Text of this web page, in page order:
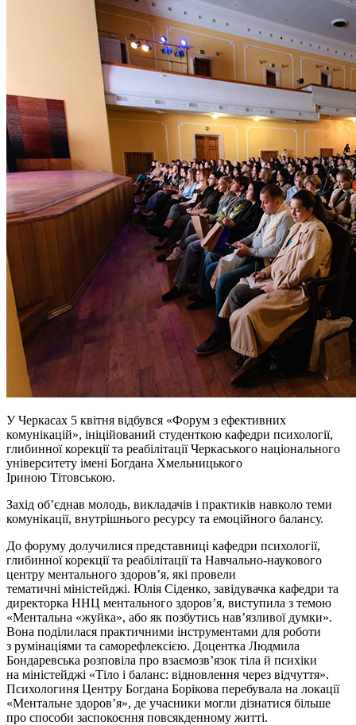
У Черкасах 5 квітня відбувся «Форум з ефективних
комунікацій», ініційований студенткою кафедри психології,
глибинної корекції та реабілітації Черкаського національного
університету імені Богдана Хмельницького
Іриною Тітовською.
Захід об’єднав молодь, викладачів і практиків навколо теми
комунікації, внутрішнього ресурсу та емоційного балансу.
До форуму долучилися представниці кафедри психології,
глибинної корекції та реабілітації та Навчально-наукового
центру ментального здоровʼя, які провели
тематичні міністейджі. Юлія Сіденко, завідувачка кафедри та
директорка ННЦ ментального здоровʼя, виступила з темою
«Ментальна «жуйка», або як позбутись навʼязливої думки».
Вона поділилася практичними інструментами для роботи
з румінаціями та саморефлексією. Доцентка Людмила
Бондаревська розповіла про взаємозв’язок тіла й психіки
на міністейджі «Тіло і баланс: відновлення через відчуття».
Психологиня Центру Богдана Борікова перебувала на локації
«Ментальне здоровʼя», де учасники могли дізнатися більше
про способи заспокоєння повсякденному житті.